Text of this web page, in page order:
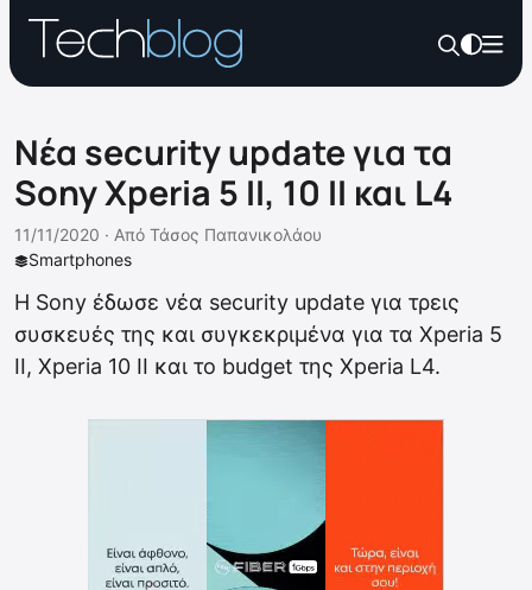
Νέα security update για τα
Sony Xperia 5 II, 10 II και L4
Smartphones
11/11/2020 · Από Τάσος Παπανικολάου
Η Sony έδωσε νέα security update για τρεις
συσκευές της και συγκεκριμένα για τα Xperia 5
II, Xperia 10 II και το budget της Xperia L4.